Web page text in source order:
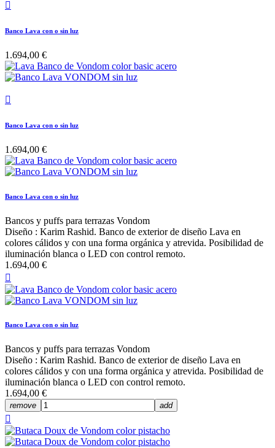

Banco Lava con o sin luz
1.694,00 €

Banco Lava con o sin luz
1.694,00 €
Banco Lava con o sin luz
Bancos y puffs para terrazas Vondom
Diseño : Karim Rashid. Banco de exterior de diseño Lava en
colores cálidos y con una forma orgánica y atrevida. Posibilidad de
iluminación blanca o LED con control remoto.
1.694,00 €

Banco Lava con o sin luz
Bancos y puffs para terrazas Vondom
Diseño : Karim Rashid. Banco de exterior de diseño Lava en
colores cálidos y con una forma orgánica y atrevida. Posibilidad de
iluminación blanca o LED con control remoto.
1.694,00 €
remove add
